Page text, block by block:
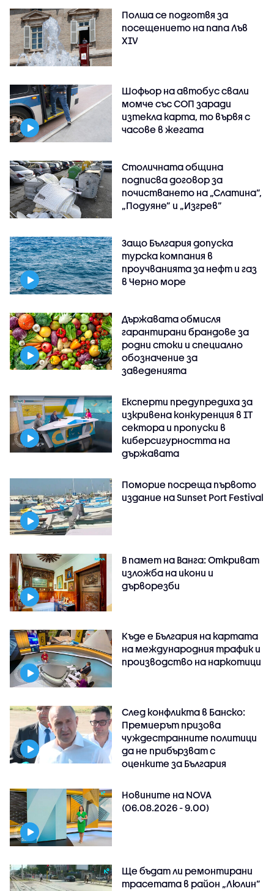
Полша се подготвя за
посещението на папа Лъв
XIV
Шофьор на автобус свали
момче със СОП заради
изтекла карта, то вървя с
часове в жегата
Столичната община
подписва договор за
почистването на „Слатина”,
„Подуяне” и „Изгрев”
Защо България допуска
турска компания в
проучванията за нефт и газ
в Черно море
Държавата обмисля
гарантирани брандове за
родни стоки и специално
обозначение за
заведенията
Експерти предупредиха за
изкривена конкуренция в IT
сектора и пропуски в
киберсигурността на
държавата
Поморие посреща първото
издание на Sunset Port Festival
В памет на Ванга: Откриват
изложба на икони и
дърворезби
Къде е България на картата
на международния трафик и
производство на наркотици
След конфликта в Банско:
Премиерът призова
чуждестранните политици
да не прибързват с
оценките за България
Новините на NOVA
(06.08.2026 - 9.00)
Ще бъдат ли ремонтирани
трасетата в район „Люлин”